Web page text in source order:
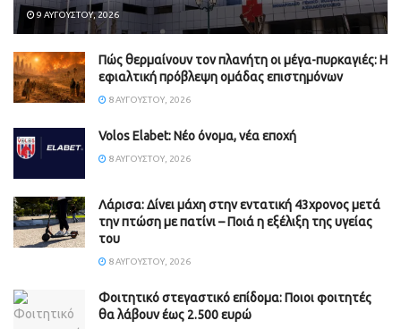
9 ΑΥΓΟΎΣΤΟΥ, 2026
Πώς θερμαίνουν τον πλανήτη οι μέγα-πυρκαγιές: Η
εφιαλτική πρόβλεψη ομάδας επιστημόνων
8 ΑΥΓΟΎΣΤΟΥ, 2026
Volos Elabet: Νέο όνομα, νέα εποχή
8 ΑΥΓΟΎΣΤΟΥ, 2026
Λάρισα: Δίνει μάχη στην εντατική 43χρονος μετά
την πτώση με πατίνι – Ποιά η εξέλιξη της υγείας
του
8 ΑΥΓΟΎΣΤΟΥ, 2026
Φοιτητικό στεγαστικό επίδομα: Ποιοι φοιτητές
θα λάβουν έως 2.500 ευρώ